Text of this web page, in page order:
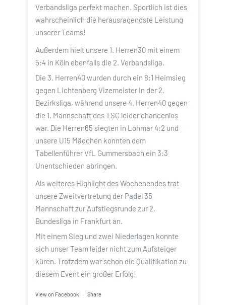
Verbandsliga perfekt machen. Sportlich ist dies
wahrscheinlich die herausragendste Leistung
unserer Teams!
Außerdem hielt unsere 1. Herren30 mit einem
5:4 in Köln ebenfalls die 2. Verbandsliga.
Die 3. Herren40 wurden durch ein 8:1 Heimsieg
gegen Lichtenberg Vizemeister In der 2.
Bezirksliga, während unsere 4. Herren40 gegen
die 1. Mannschaft des TSC leider chancenlos
war. Die Herren65 siegten in Lohmar 4:2 und
unsere U15 Mädchen konnten dem
Tabellenführer VfL Gummersbach ein 3:3
Unentschieden abringen.
Als weiteres Highlight des Wochenendes trat
unsere Zweitvertretung der Padel 35
Mannschaft zur Aufstiegsrunde zur 2.
Bundesliga in Frankfurt an.
Mit einem Sieg und zwei Niederlagen konnte
sich unser Team leider nicht zum Aufsteiger
küren. Trotzdem war schon die Qualifikation zu
diesem Event ein großer Erfolg!
View on Facebook · Share